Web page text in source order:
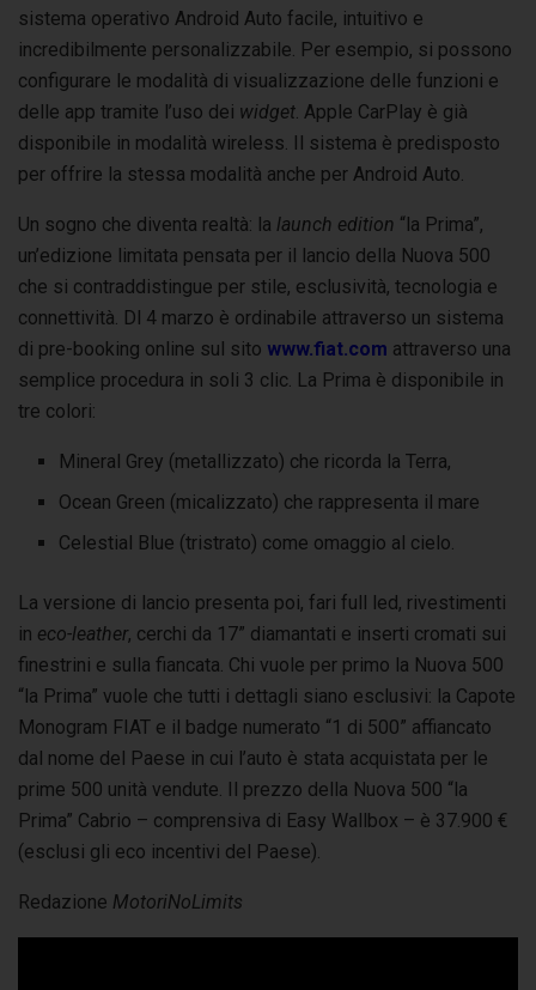
sistema operativo Android Auto facile, intuitivo e
incredibilmente personalizzabile. Per esempio, si possono
configurare le modalità di visualizzazione delle funzioni e
delle app tramite l’uso dei widget . Apple CarPlay è già
disponibile in modalità wireless. Il sistema è predisposto
per offrire la stessa modalità anche per Android Auto.
Un sogno che diventa realtà: la launch edition “la Prima”,
un’edizione limitata pensata per il lancio della Nuova 500
che si contraddistingue per stile, esclusività, tecnologia e
connettività. Dl 4 marzo è ordinabile attraverso un sistema
di pre-booking online sul sito www.fiat.com attraverso una
semplice procedura in soli 3 clic. La Prima è disponibile in
tre colori:
Mineral Grey (metallizzato) che ricorda la Terra,
Ocean Green (micalizzato) che rappresenta il mare
Celestial Blue (tristrato) come omaggio al cielo.
La versione di lancio presenta poi, fari full led, rivestimenti
in eco-leather, cerchi da 17” diamantati e inserti cromati sui
finestrini e sulla fiancata. Chi vuole per primo la Nuova 500
“la Prima” vuole che tutti i dettagli siano esclusivi: la Capote
Monogram FIAT e il badge numerato “1 di 500” affiancato
dal nome del Paese in cui l’auto è stata acquistata per le
prime 500 unità vendute. Il prezzo della Nuova 500 “la
Prima” Cabrio – comprensiva di Easy Wallbox – è 37.900 €
(esclusi gli eco incentivi del Paese).
Redazione MotoriNoLimits